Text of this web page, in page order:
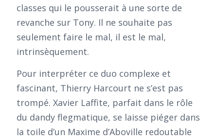
classes qui le pousserait à une sorte de
revanche sur Tony. Il ne souhaite pas
seulement faire le mal, il est le mal,
intrinsèquement.
Pour interpréter ce duo complexe et
fascinant, Thierry Harcourt ne s’est pas
trompé. Xavier Laffite, parfait dans le rôle
du dandy flegmatique, se laisse piéger dans
la toile d’un Maxime d’Aboville redoutable